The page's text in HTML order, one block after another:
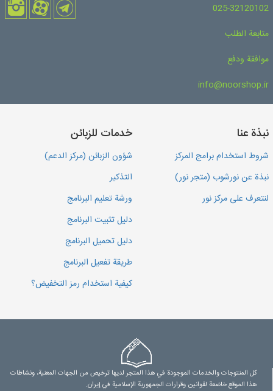
025-32120102
متابعة الطلب
موافقة ودفع
info@noorshop.ir
نبذة عنا
شروط استخدام برامج المركز
نبذة عن نورشوب (متجر نور)
لنتعرف على مركز نور
خدمات للزبائن
شؤون الزبائن (مركز الدعم)
التذكير
ورشة تعليم البرنامج
دليل تثبيت البرنامج
دليل تحميل البرنامج
طريقة تفعيل البرنامج
كيفية استخدام رمز التخفيض؟
كل المنتوجات والخدمات الموجودة في هذا المتجر لديها ترخيص من الجهات المعنية، ونشاطات
هذا الموقع خاضعة لقوانين وقرارات الجمهورية الإسلامية في إيران.